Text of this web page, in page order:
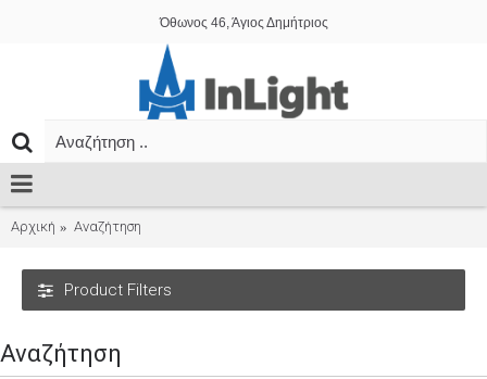
Όθωνος 46, Άγιος Δημήτριος
Αρχική Αναζήτηση
Product Filters
Αναζήτηση